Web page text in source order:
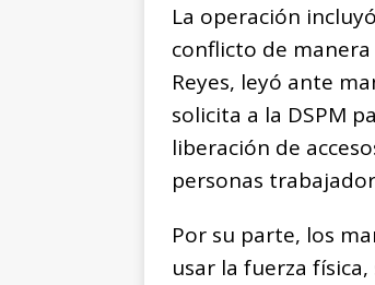
La operación
conflicto de manera
Reyes, leyó ante
solicita a la DSPM
liberación de
personas
Por su parte, los
usar la fuerza